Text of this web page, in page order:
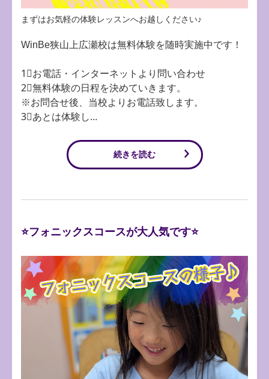
まずはお気軽の体験レッスンへお越しください♪
WinBe狭山上広瀬校は無料体験を随時実施中です！
1⃣お電話・インターネットより問い合わせ
2⃣無料体験の日程を決めていきます。
※お問合せ後、当校よりお電話致します。
3⃣あとは体験し...
続きを読む
⭐フォニックスコースが大人気です⭐